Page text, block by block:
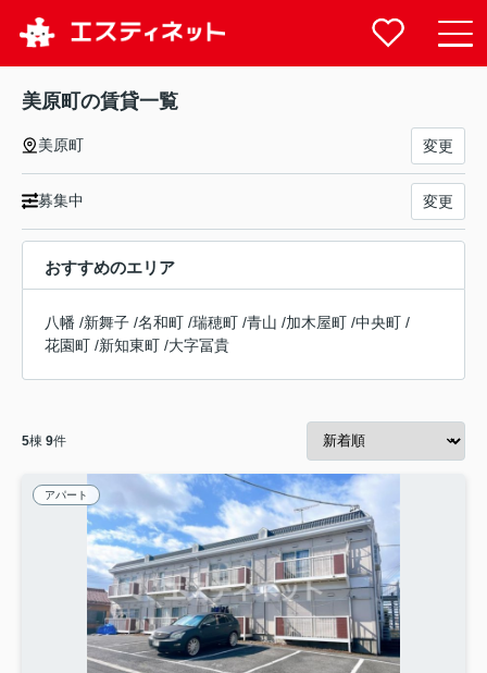
美原町の賃貸一覧
美原町 変更
募集中 変更
おすすめのエリア
八幡 /新舞子 /名和町 /瑞穂町 /青山 /加木屋町 /中央町 /
花園町 /新知東町 /大字冨貴
5棟 9件
アパート